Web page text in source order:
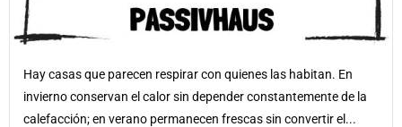
Hay casas que parecen respirar con quienes las habitan. En
invierno conservan el calor sin depender constantemente de la
calefacción; en verano permanecen frescas sin convertir el...